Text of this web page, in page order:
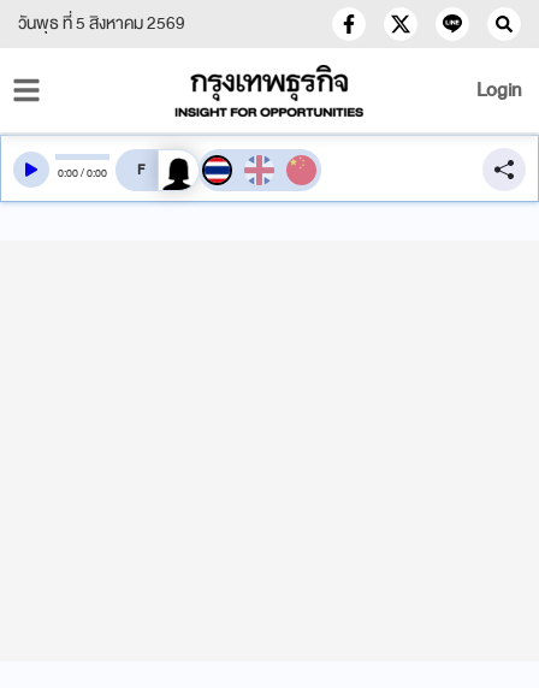
วันพุธ ที่ 5 สิงหาคม 2569
Login
0:00/0:00 สลับเสียงอ่าน